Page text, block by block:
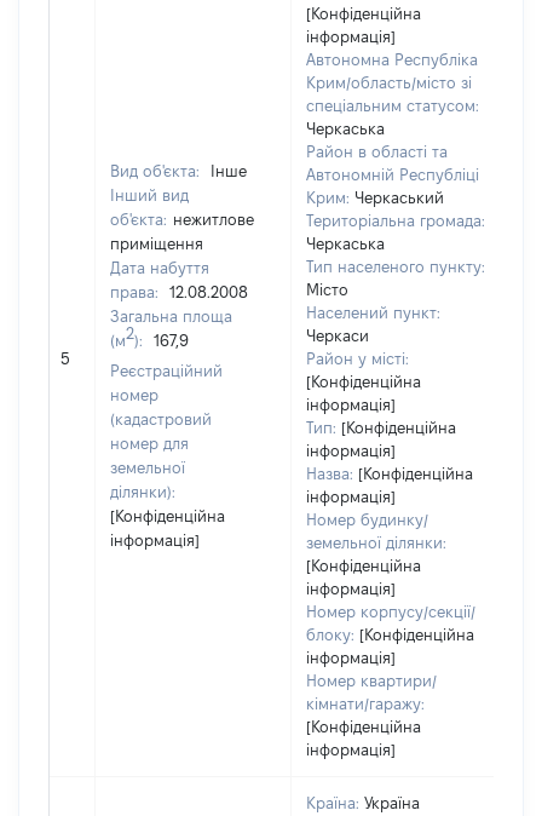
5
Вид об'єкта:
Інше
Інший вид
об'єкта: нежитлове
приміщення
Дата набуття
права:
12.08.2008
Загальна площа
(м2):
167,9
Реєстраційний
номер
(кадастровий
номер для
земельної
ділянки):
[Конфіденційна
інформація]
[Конфіденційна
інформація]
Автономна Республіка
Крим/область/місто зі
спеціальним статусом:
Черкаська
Район в області та
Автономній Республіці
Крим: Черкаський
Територіальна громада:
Черкаська
Тип населеного пункту:
Місто
Населений пункт:
Черкаси
Район у місті:
[Конфіденційна
інформація]
Тип: [Конфіденційна
інформація]
Назва: [Конфіденційна
інформація]
Номер будинку/
земельної ділянки:
[Конфіденційна
інформація]
Номер корпусу/секції/
блоку: [Конфіденційна
інформація]
Номер квартири/
кімнати/гаражу:
[Конфіденційна
інформація]
Країна: Україна